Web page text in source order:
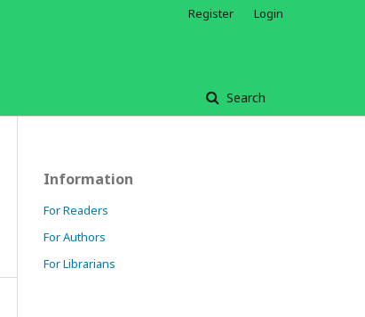
Search
Register Login
Information
For Readers
For Authors
For Librarians